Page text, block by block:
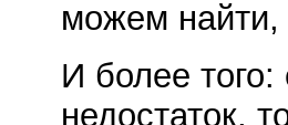
можем найти,
И более
недостаток,